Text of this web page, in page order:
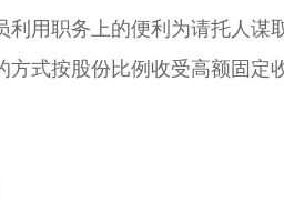
利用职务上的便利为请托人
方式按股份比例收受高额固定